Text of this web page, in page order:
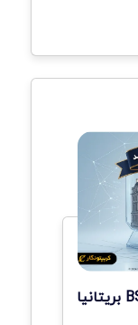
گواهینامه ISO BNB Chain از BSI بریتانیا